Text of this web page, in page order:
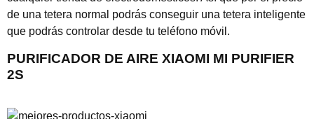
de una tetera normal podrás conseguir una tetera inteligente
que podrás controlar desde tu teléfono móvil.
PURIFICADOR DE AIRE XIAOMI MI PURIFIER
2S